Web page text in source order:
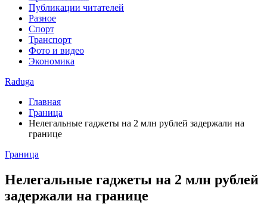
Публикации читателей
Разное
Спорт
Транспорт
Фото и видео
Экономика
Raduga
Главная
Граница
Нелегальные гаджеты на 2 млн рублей задержали на
границе
Граница
Нелегальные гаджеты на 2 млн рублей
задержали на границе